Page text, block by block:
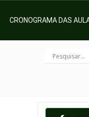
CRONOGRAMA DAS